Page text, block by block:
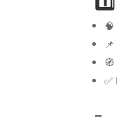
🧠
📌
🧭
✅
–